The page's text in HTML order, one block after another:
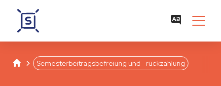
Studentenwerk Leipzig
SeparatorSemesterbeitragsbefreiung und –rückzahlung